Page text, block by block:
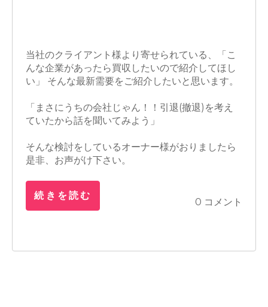
当社のクライアント様より寄せられている、「こ
んな企業があったら買収したいので紹介してほし
い」 そんな最新需要をご紹介したいと思います。
「まさにうちの会社じゃん！！引退(撤退)を考え
ていたから話を聞いてみよう」
そんな検討をしているオーナー様がおりましたら
是非、お声がけ下さい。
続きを読む
0 コメント